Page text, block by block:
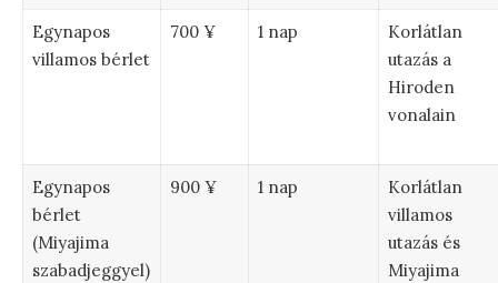
Egynapos
villamos bérlet
700 ¥ 1 nap
Korlátlan
utazás a
Hiroden
vonalain
Egynapos
bérlet
(Miyajima
szabadjeggyel)
900 ¥ 1 nap
Korlátlan
villamos
utazás és
Miyajima